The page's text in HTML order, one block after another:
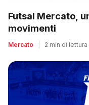
Futsal Mercato,
movimenti
Mercato 2 min di lettura